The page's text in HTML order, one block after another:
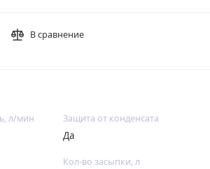
В сравнение
л/мин Защита от конденсата
Да
Кол-во засыпки, л